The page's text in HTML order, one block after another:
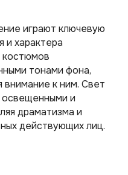
играют ключевую
и характера
костюмов
тонами фона,
внимание к ним. Свет
и
драматизма и
действующих лиц.